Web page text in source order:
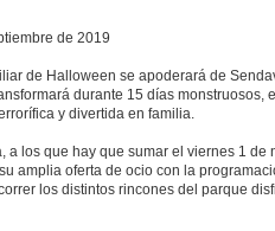
de 2019
de Halloween se apoderará de
durante 15 días monstruosos,
y divertida en familia.
a los que hay que sumar el viernes 1
amplia oferta de ocio con la
los distintos rincones del parque